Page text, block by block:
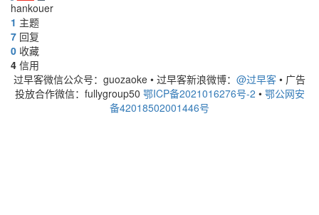
hankouer
1 主题
7 回复
0 收藏
4 信用
过早客微信公众号：guozaoke • 过早客新浪微博： @过早客 • 广告
投放合作微信：fullygroup50 鄂ICP备2021016276号-2 • 鄂公网安
备42018502001446号